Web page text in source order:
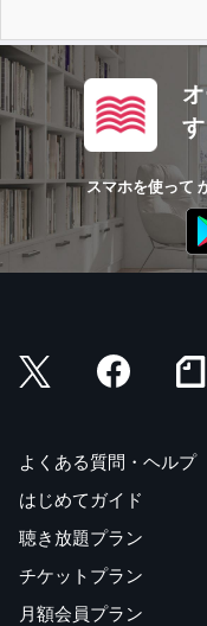
スマホを使って
よくある質問・ヘルプ
はじめてガイド
聴き放題プラン
チケットプラン
月額会員プラン